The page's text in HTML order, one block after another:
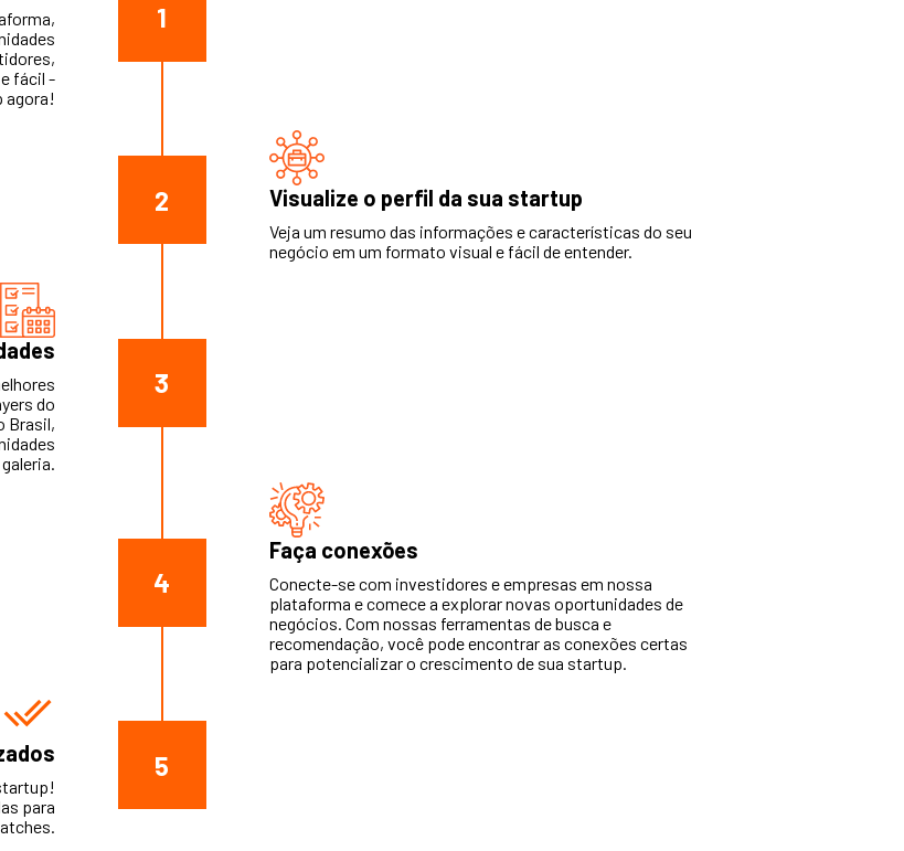
fácil -
agora!
1
2 Visualize o perfil da sua startup
Veja um resumo das informações e características do seu
negócio em um formato visual e fácil de entender.
do
Brasil,
3
4
Faça conexões
Conecte-se com investidores e empresas em nossa
plataforma e comece a explorar novas oportunidades de
negócios. Com nossas ferramentas de busca e
recomendação, você pode encontrar as conexões certas
para potencializar o crescimento de sua startup.
para
5